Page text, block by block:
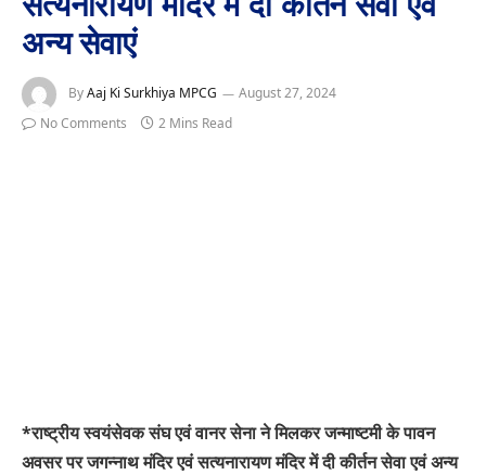
अन्य सेवाएं
ByAaj Ki Surkhiya MPCG
August 27, 2024
No Comments
2 Mins Read
*राष्ट्रीय स्वयंसेवक संघ एवं वानर सेना ने मिलकर जन्माष्टमी के पावन
अवसर पर जगन्नाथ मंदिर एवं सत्यनारायण मंदिर में दी कीर्तन सेवा एवं अन्य